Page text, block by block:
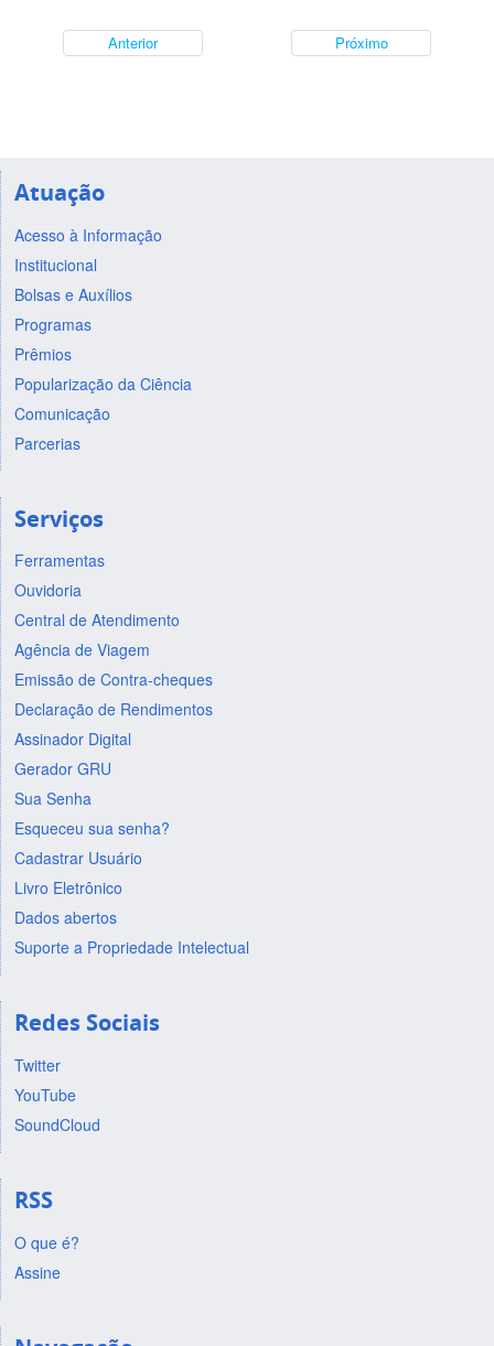
Anterior Próximo
Atuação
Acesso à Informação
Institucional
Bolsas e Auxílios
Programas
Prêmios
Popularização da Ciência
Comunicação
Parcerias
Serviços
Ferramentas
Ouvidoria
Central de Atendimento
Agência de Viagem
Emissão de Contra-cheques
Declaração de Rendimentos
Assinador Digital
Gerador GRU
Sua Senha
Esqueceu sua senha?
Cadastrar Usuário
Livro Eletrônico
Dados abertos
Suporte a Propriedade Intelectual
Redes Sociais
Twitter
YouTube
SoundCloud
RSS
O que é?
Assine